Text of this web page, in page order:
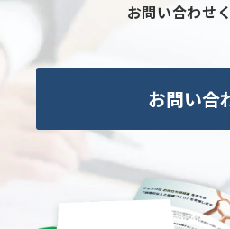
お問い合わせ
お問い合